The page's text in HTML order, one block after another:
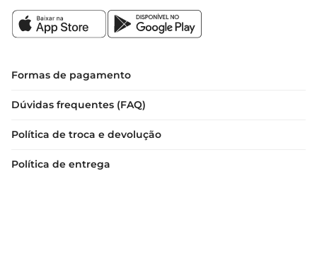
Formas de pagamento
Dúvidas frequentes (FAQ)
Política de troca e devolução
Política de entrega